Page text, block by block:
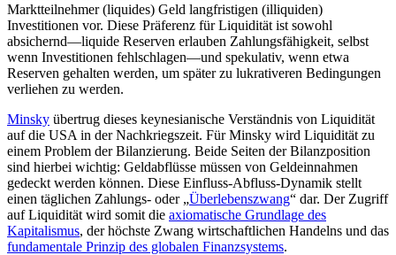
Marktteilnehmer (liquides) Geld langfristigen (illiquiden)
Investitionen vor. Diese Präferenz für Liquidität ist sowohl
absichernd—liquide Reserven erlauben Zahlungsfähigkeit, selbst
wenn Investitionen fehlschlagen—und spekulativ, wenn etwa
Reserven gehalten werden, um später zu lukrativeren Bedingungen
verliehen zu werden.
Minsky übertrug dieses keynesianische Verständnis von Liquidität
auf die USA in der Nachkriegszeit. Für Minsky wird Liquidität zu
einem Problem der Bilanzierung. Beide Seiten der Bilanzposition
sind hierbei wichtig: Geldabflüsse müssen von Geldeinnahmen
gedeckt werden können. Diese Einfluss-Abfluss-Dynamik stellt
einen täglichen Zahlungs- oder „Überlebenszwang“ dar. Der Zugriff
auf Liquidität wird somit die axiomatische Grundlage des
Kapitalismus, der höchste Zwang wirtschaftlichen Handelns und das
fundamentale Prinzip des globalen Finanzsystems.